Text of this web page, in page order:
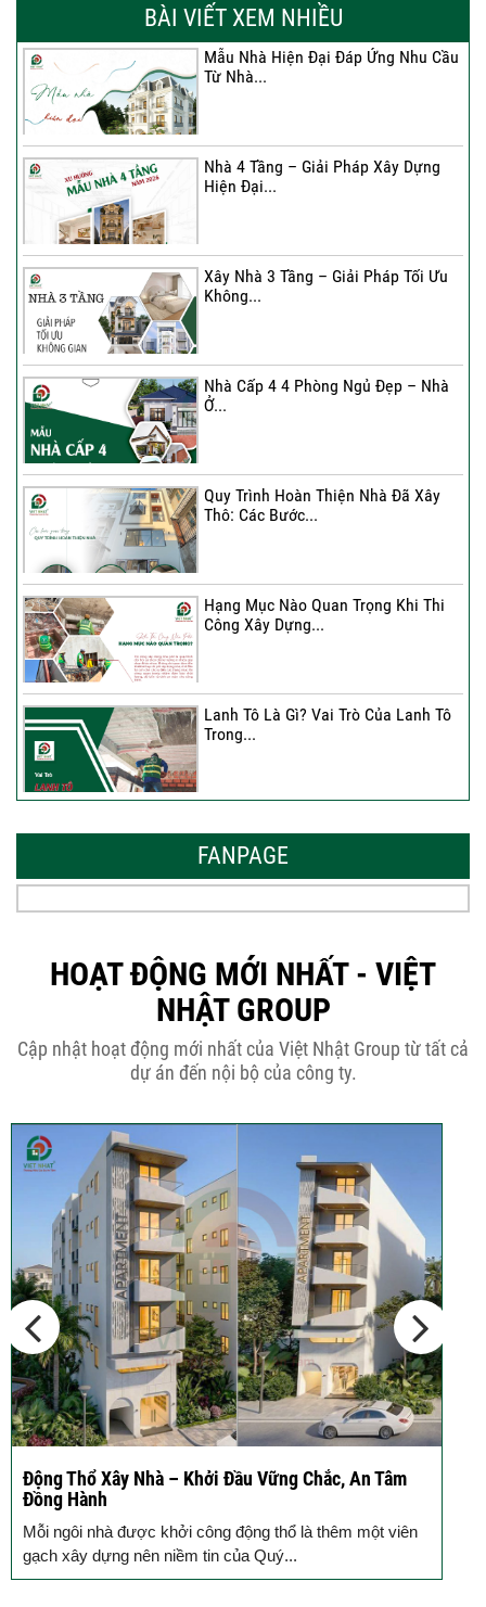
Chắc Cho...
BÀI VIẾT XEM NHIỀU
Mẫu Nhà Hiện Đại Đáp Ứng Nhu Cầu
Từ Nhà...
Nhà 4 Tầng – Giải Pháp Xây Dựng
Hiện Đại...
Xây Nhà 3 Tầng – Giải Pháp Tối Ưu
Không...
Nhà Cấp 4 4 Phòng Ngủ Đẹp – Nhà
Ở...
Quy Trình Hoàn Thiện Nhà Đã Xây
Thô: Các Bước...
Hạng Mục Nào Quan Trọng Khi Thi
Công Xây Dựng...
Lanh Tô Là Gì? Vai Trò Của Lanh Tô
Trong...
Thiết Kế Hòa...
Bê Tông...
THÔNG BÁO KẾ HOẠCH TĂNG ĐƠN
GIÁ XÂY DỰNG NHÀ...
Thép Râu Tường – Kinh Nghiệm Thi
Công Chuẩn Kỹ...
10 Vị Trí Nên Xây Gạch Đinh – Chủ
Đầu...
FANPAGE
HOẠT ĐỘNG MỚI NHẤT - VIỆT
NHẬT GROUP
Cập nhật hoạt động mới nhất của Việt Nhật Group từ tất cả
dự án đến nội bộ của công ty.
Động Thổ Xây Nhà – Khởi Đầu Vững Chắc, An Tâm
Đồng Hành
Mỗi ngôi nhà được khởi công động thổ là thêm một viên
gạch xây dựng nên niềm tin của Quý...